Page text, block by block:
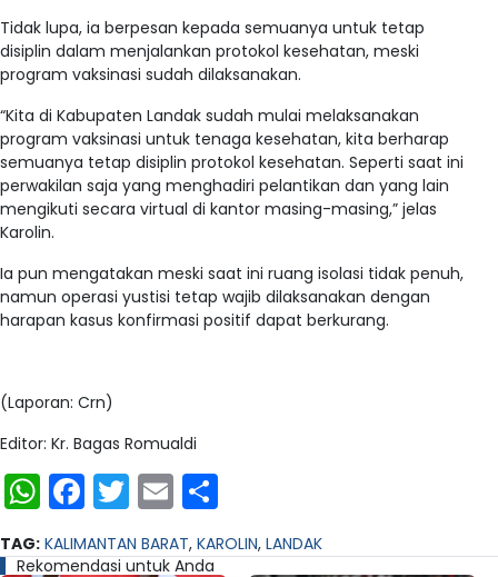
Tidak lupa, ia berpesan kepada semuanya untuk tetap
disiplin dalam menjalankan protokol kesehatan, meski
program vaksinasi sudah dilaksanakan.
“Kita di Kabupaten Landak sudah mulai melaksanakan
program vaksinasi untuk tenaga kesehatan, kita berharap
semuanya tetap disiplin protokol kesehatan. Seperti saat ini
perwakilan saja yang menghadiri pelantikan dan yang lain
mengikuti secara virtual di kantor masing-masing,” jelas
Karolin.
Ia pun mengatakan meski saat ini ruang isolasi tidak penuh,
namun operasi yustisi tetap wajib dilaksanakan dengan
harapan kasus konfirmasi positif dapat berkurang.
(Laporan: Crn)
Editor: Kr. Bagas Romualdi
WhatsApp
Facebook
Twitter
Email
TAG: KALIMANTAN BARAT, KAROLIN, LANDAK
Rekomendasi untuk Anda